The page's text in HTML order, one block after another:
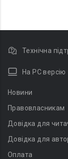
Технічна
На PC версію
Новини
Правовласникам
Довідка для
Довідка для
Оплата